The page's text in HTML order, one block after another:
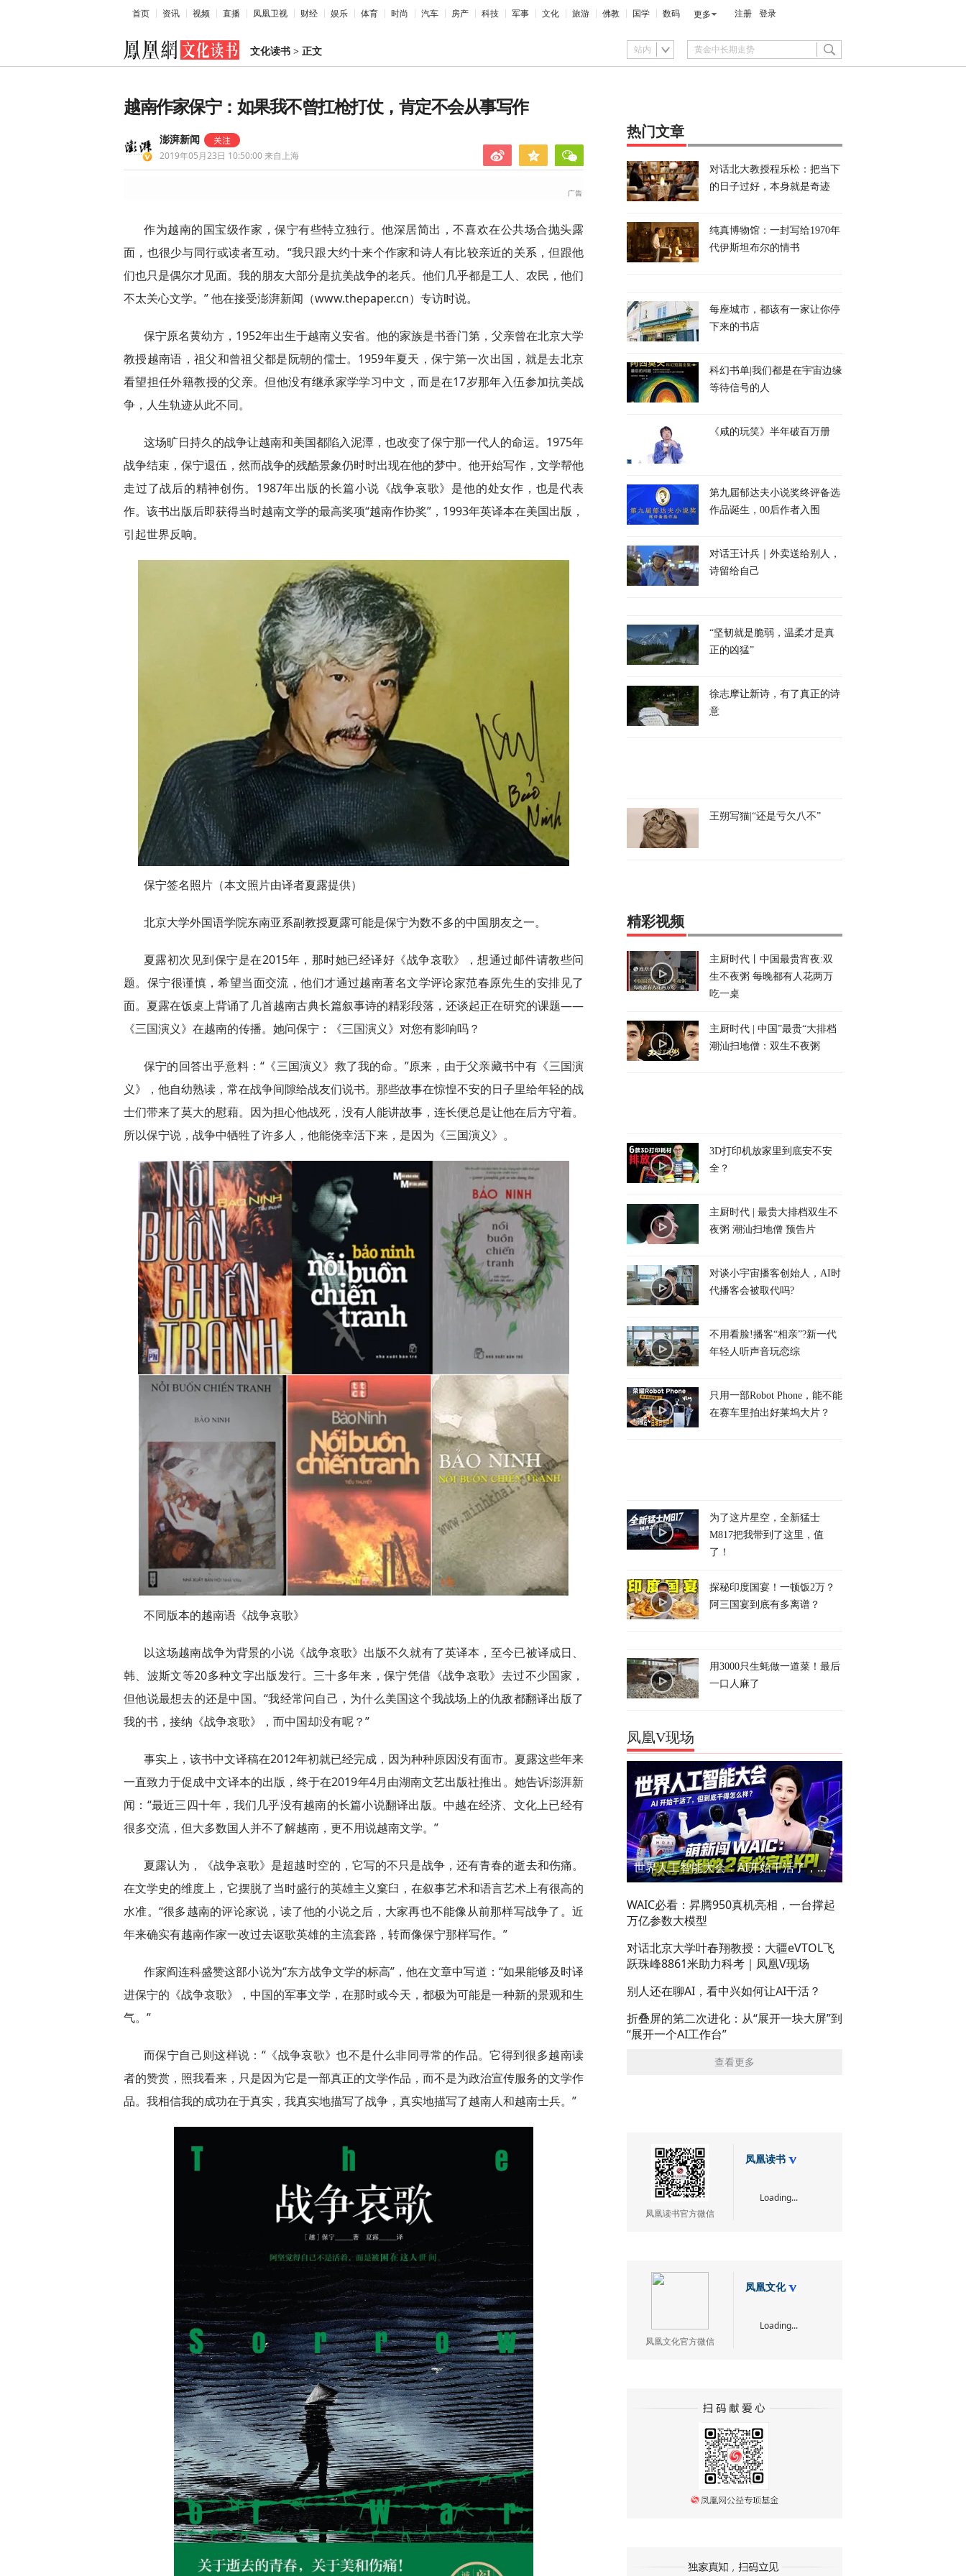
首页 资讯 视频 直播 凤凰卫视 财经 娱乐 体育 时尚 汽车 房产 科技 军事 文化 旅游 佛教 国学 数码 更多 注册 登录
文化读书 > 正文 站内
越南作家保宁：如果我不曾扛枪打仗，肯定不会从事写作
澎湃新闻
2019年05月23日 10:50:00来自上海
作为越南的国宝级作家，保宁有些特立独行。他深居简出，不喜欢在公共场合抛头露
面，也很少与同行或读者互动。“我只跟大约十来个作家和诗人有比较亲近的关系，但跟他
们也只是偶尔才见面。我的朋友大部分是抗美战争的老兵。他们几乎都是工人、农民，他们
不太关心文学。” 他在接受澎湃新闻（www.thepaper.cn）专访时说。
保宁原名黄幼方，1952年出生于越南义安省。他的家族是书香门第，父亲曾在北京大学
教授越南语，祖父和曾祖父都是阮朝的儒士。1959年夏天，保宁第一次出国，就是去北京
看望担任外籍教授的父亲。但他没有继承家学学习中文，而是在17岁那年入伍参加抗美战
争，人生轨迹从此不同。
这场旷日持久的战争让越南和美国都陷入泥潭，也改变了保宁那一代人的命运。1975年
战争结束，保宁退伍，然而战争的残酷景象仍时时出现在他的梦中。他开始写作，文学帮他
走过了战后的精神创伤。1987年出版的长篇小说《战争哀歌》是他的处女作，也是代表
作。该书出版后即获得当时越南文学的最高奖项“越南作协奖”，1993年英译本在美国出版，
引起世界反响。
保宁签名照片（本文照片由译者夏露提供）
北京大学外国语学院东南亚系副教授夏露可能是保宁为数不多的中国朋友之一。
夏露初次见到保宁是在2015年，那时她已经译好《战争哀歌》，想通过邮件请教些问
题。保宁很谨慎，希望当面交流，他们才通过越南著名文学评论家范春原先生的安排见了
面。夏露在饭桌上背诵了几首越南古典长篇叙事诗的精彩段落，还谈起正在研究的课题——
《三国演义》在越南的传播。她问保宁：《三国演义》对您有影响吗？
保宁的回答出乎意料：“《三国演义》救了我的命。”原来，由于父亲藏书中有《三国演
义》，他自幼熟读，常在战争间隙给战友们说书。那些故事在惊惶不安的日子里给年轻的战
士们带来了莫大的慰藉。因为担心他战死，没有人能讲故事，连长便总是让他在后方守着。
所以保宁说，战争中牺牲了许多人，他能侥幸活下来，是因为《三国演义》。
不同版本的越南语《战争哀歌》
以这场越南战争为背景的小说《战争哀歌》出版不久就有了英译本，至今已被译成日、
韩、波斯文等20多种文字出版发行。三十多年来，保宁凭借《战争哀歌》去过不少国家，
但他说最想去的还是中国。“我经常问自己，为什么美国这个我战场上的仇敌都翻译出版了
我的书，接纳《战争哀歌》，而中国却没有呢？”
事实上，该书中文译稿在2012年初就已经完成，因为种种原因没有面市。夏露这些年来
一直致力于促成中文译本的出版，终于在2019年4月由湖南文艺出版社推出。她告诉澎湃新
闻：“最近三四十年，我们几乎没有越南的长篇小说翻译出版。中越在经济、文化上已经有
很多交流，但大多数国人并不了解越南，更不用说越南文学。”
夏露认为，《战争哀歌》是超越时空的，它写的不只是战争，还有青春的逝去和伤痛。
在文学史的维度上，它摆脱了当时盛行的英雄主义窠臼，在叙事艺术和语言艺术上有很高的
水准。“很多越南的评论家说，读了他的小说之后，大家再也不能像从前那样写战争了。近
年来确实有越南作家一改过去讴歌英雄的主流套路，转而像保宁那样写作。”
作家阎连科盛赞这部小说为“东方战争文学的标高”，他在文章中写道：“如果能够及时译
进保宁的《战争哀歌》，中国的军事文学，在那时或今天，都极为可能是一种新的景观和生
气。”
而保宁自己则这样说：“《战争哀歌》也不是什么非同寻常的作品。它得到很多越南读
者的赞赏，照我看来，只是因为它是一部真正的文学作品，而不是为政治宣传服务的文学作
品。我相信我的成功在于真实，我真实地描写了战争，真实地描写了越南人和越南士兵。”
热门文章
对话北大教授程乐松：把当下
的日子过好，本身就是奇迹
纯真博物馆：一封写给1970年
代伊斯坦布尔的情书
每座城市，都该有一家让你停
下来的书店
科幻书单|我们都是在宇宙边缘
等待信号的人
《咸的玩笑》半年破百万册
第九届郁达夫小说奖终评备选
作品诞生，00后作者入围
对话王计兵｜外卖送给别人，
诗留给自己
“坚韧就是脆弱，温柔才是真
正的凶猛”
徐志摩让新诗，有了真正的诗
意
王朔写猫|“还是亏欠八不”
精彩视频
主厨时代丨中国最贵宵夜:双
生不夜粥 每晚都有人花两万
吃一桌
主厨时代 | 中国”最贵“大排档
潮汕扫地僧：双生不夜粥
3D打印机放家里到底安不安
全？
主厨时代 | 最贵大排档双生不
夜粥 潮汕扫地僧 预告片
对谈小宇宙播客创始人，AI时
代播客会被取代吗?
不用看脸!播客“相亲”?新一代
年轻人听声音玩恋综
只用一部Robot Phone，能不能
在赛车里拍出好莱坞大片？
为了这片星空，全新猛士
M817把我带到了这里，值
了！
探秘印度国宴！一顿饭2万？
阿三国宴到底有多离谱？
用3000只生蚝做一道菜！最后
一口人麻了
凤凰V现场
世界人工智能大会：AI开始干活了，但到底干的怎么样？萌新闯WAIC
WAIC必看：昇腾950真机亮相，一台撑起
万亿参数大模型
对话北京大学叶春翔教授：大疆eVTOL飞
跃珠峰8861米助力科考｜凤凰V现场
别人还在聊AI，看中兴如何让AI干活？
折叠屏的第二次进化：从“展开一块大屏”到
“展开一个AI工作台”
查看更多
凤凰读书官方微信
凤凰读书
Loading...
凤凰文化官方微信
凤凰文化
Loading...